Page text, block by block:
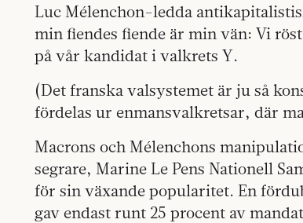
Luc Mélenchon-ledda
min fiendes fiende är min vän: Vi
på vår kandidat i valkrets Y.
(Det franska valsystemet är ju så
fördelas ur enmansvalkretsar, där
Macrons och Mélenchons
segrare, Marine Le Pens Nationell
för sin växande popularitet. En
gav endast runt 25 procent av